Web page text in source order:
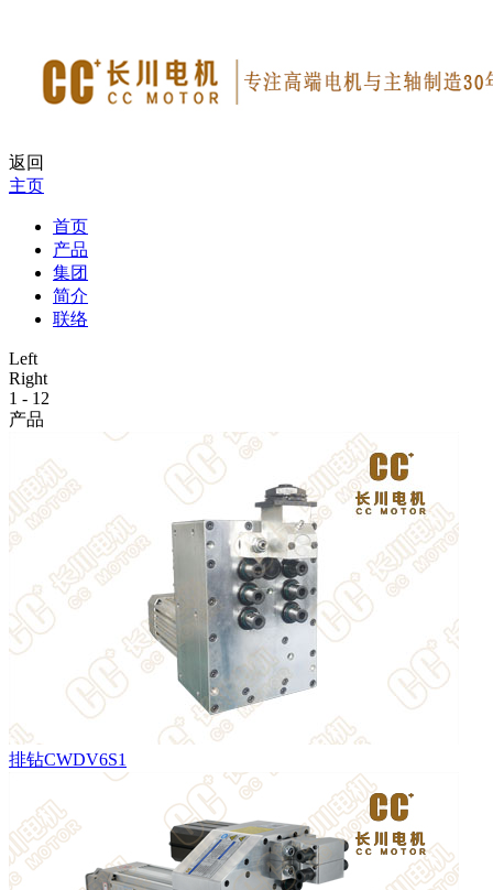
返回
主页
首页
产品
集团
简介
联络
Left
Right
1 - 12
产品
排钻CWDV6S1